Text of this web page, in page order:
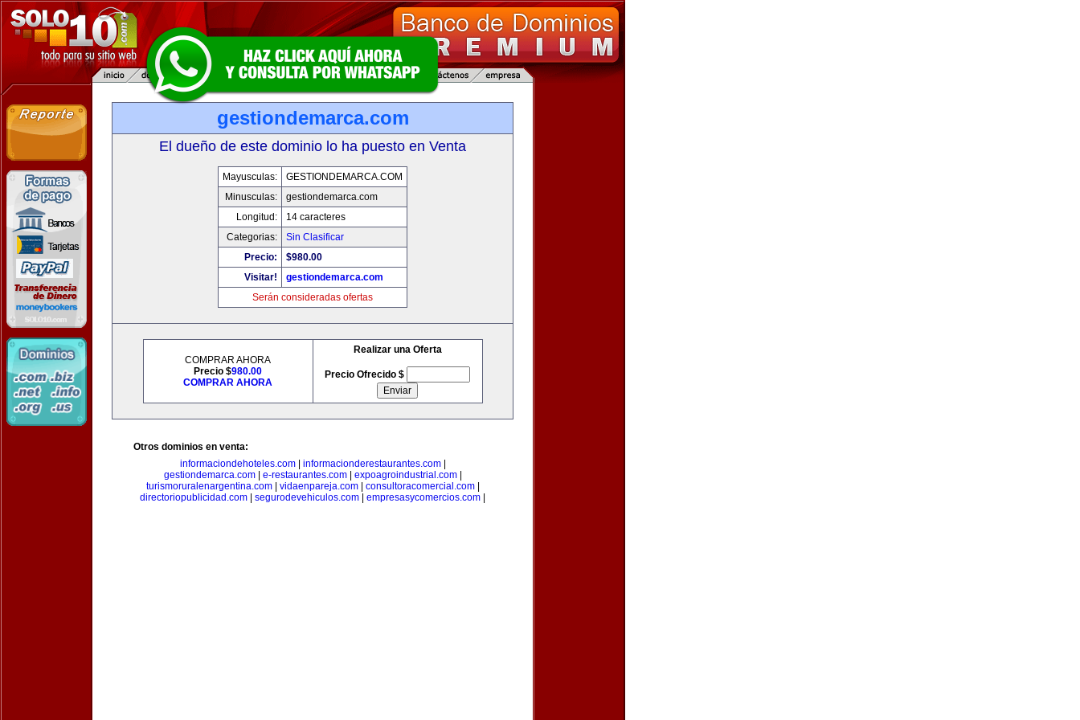
gestiondemarca.com
El dueño de este dominio lo ha puesto en Venta
Mayusculas:
GESTIONDEMARCA.COM
Minusculas:
gestiondemarca.com
Longitud:
14 caracteres
Categorias:
Sin Clasificar
Precio:
$980.00
Visitar!
gestiondemarca.com
Serán consideradas ofertas
COMPRAR AHORA
Precio $980.00
COMPRAR AHORA
Realizar una Oferta
Precio Ofrecido $
Otros dominios en venta:
informaciondehoteles.com| informacionderestaurantes.com|
gestiondemarca.com| e-restaurantes.com| expoagroindustrial.com|
turismoruralenargentina.com| vidaenpareja.com| consultoracomercial.com|
directoriopublicidad.com
segurodevehiculos.com empresasycomercios.com